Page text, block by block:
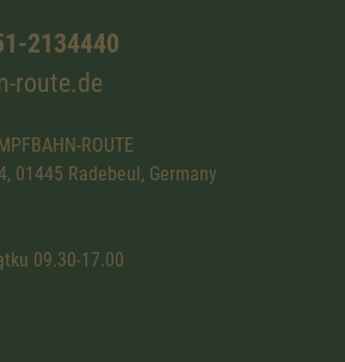
2134440
route.de
ROUTE
01445 Radebeul, Germany
09.30-17.00